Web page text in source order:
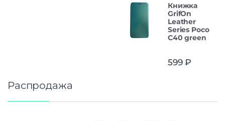
Книжка
GrifOn
Leather
Series Poco
C40 green
599₽
Распродажа